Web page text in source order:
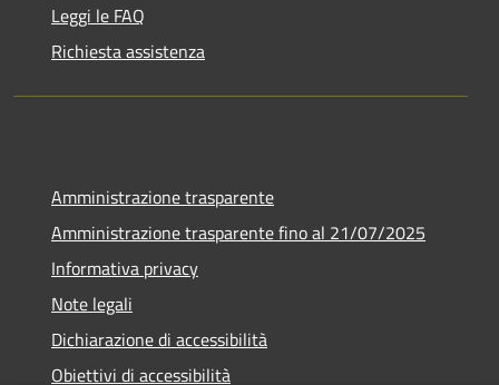
Leggi le FAQ
Richiesta assistenza
Amministrazione trasparente
Amministrazione trasparente fino al 21/07/2025
Informativa privacy
Note legali
Dichiarazione di accessibilità
Obiettivi di accessibilità